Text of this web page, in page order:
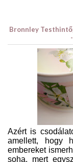
Bronnley
Azért is
amellett, hogy
embereket
soha, mert